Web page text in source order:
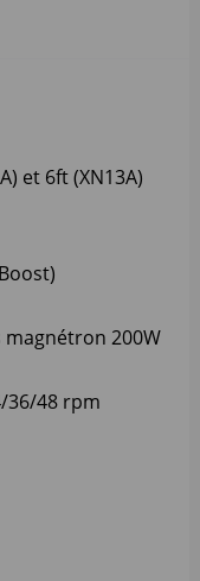
et 6ft (XN13A)
magnétron 200W
36/48 rpm